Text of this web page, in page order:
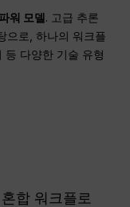
워 모델. 고급 추론
으로, 하나의 워크플
등 다양한 기술 유형
합 워크플로